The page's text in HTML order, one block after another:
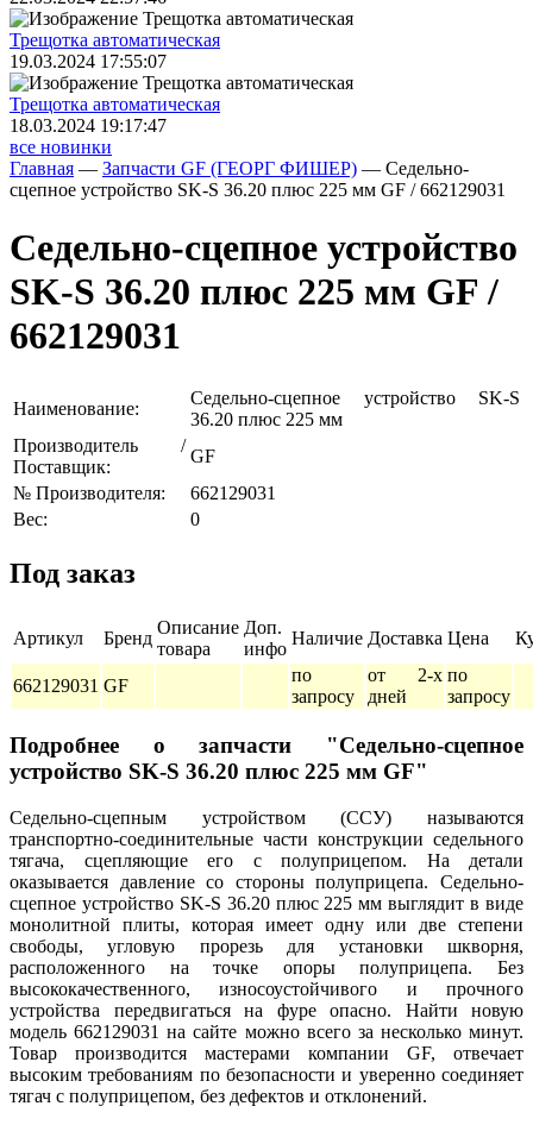
Трещoтка автоматическая
19.03.2024 17:55:07
Трещoтка автоматическая
18.03.2024 19:17:47
все новинки
Главная — Запчасти GF (ГЕОРГ ФИШЕР) — Седельно-
сцепное устройство SK-S 36.20 плюс 225 мм GF / 662129031
Седельно-сцепное устройство
SK-S 36.20 плюс 225 мм GF /
662129031
Наименование:
Седельно-сцепное устройство SK-S
36.20 плюс 225 мм
Производитель /
Поставщик:
GF
№ Производителя:
662129031
Вес:
0
Под заказ
Артикул Бренд
Описание
товара
Доп.
инфо
Наличие Доставка Цена
662129031 GF
по
запросу
от 2-х
дней
по
запросу
Подробнее о запчасти "Седельно-сцепное
устройство SK-S 36.20 плюс 225 мм GF"
Седельно-сцепным устройством (ССУ) называются
транспортно-соединительные части конструкции седельного
тягача, сцепляющие его с полуприцепом. На детали
оказывается давление со стороны полуприцепа. Седельно-
сцепное устройство SK-S 36.20 плюс 225 мм выглядит в виде
монолитной плиты, которая имеет одну или две степени
свободы, угловую прорезь для установки шкворня,
расположенного на точке опоры полуприцепа. Без
высококачественного, износоустойчивого и прочного
устройства передвигаться на фуре опасно. Найти новую
модель 662129031 на сайте можно всего за несколько минут.
Товар производится мастерами компании GF, отвечает
высоким требованиям по безопасности и уверенно соединяет
тягач с полуприцепом, без дефектов и отклонений.